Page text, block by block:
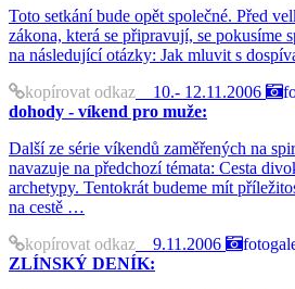
Toto setkání bude opět společné. Před
zákona, která se připravují, se pokusíme
na následující otázky: Jak mluvit s
kopírovat odkaz 10.- 12.11.2006
dohody - víkend pro muže:
Další ze série víkendů zaměřených na
navazuje na předchozí témata: Cesta
archetypy. Tentokrát budeme mít
na cestě …
kopírovat odkaz 9.11.2006
ZLÍNSKÝ DENÍK: